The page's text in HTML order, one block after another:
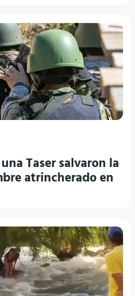
Taser salvaron la
atrincherado en